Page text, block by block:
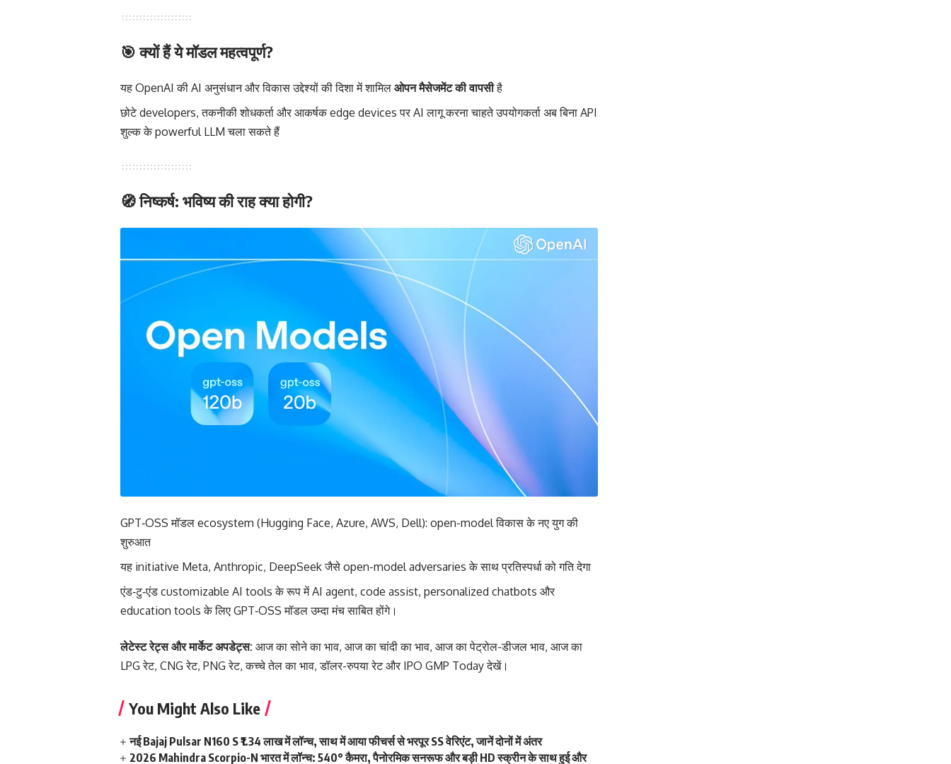
🎯 क्यों हैं ये मॉडल महत्वपूर्ण?
यह OpenAI की AI अनुसंधान और विकास उद्देश्यों की दिशा में शामिल ओपन मैसेजमेंट की वापसीहै
छोटे developers, तकनीकी शोधकर्ता और आकर्षक edge devices पर AI लागू करना चाहते उपयोगकर्ता अब बिना API
शुल्क के powerful LLM चला सकते हैं
🧭 निष्कर्ष: भविष्य की राह क्या होगी?
GPT‑OSS मॉडल ecosystem (Hugging Face, Azure, AWS, Dell): open-model विकास के नए युग की
शुरुआत
यह initiative Meta, Anthropic, DeepSeek जैसे open-model adversaries के साथ प्रतिस्पर्धा को गति देगा
एंड‑टु‑एंड customizable AI tools के रूप में AI agent, code assist, personalized chatbots और
education tools के लिए GPT‑OSS मॉडल उम्दा मंच साबित होंगे।
लेटेस्ट रेट्स और मार्केट अपडेट्स: आज का सोने का भाव, आज का चांदी का भाव, आज का पेट्रोल-डीजल भाव, आज का
LPG रेट, CNG रेट, PNG रेट,कच्चे तेल का भाव,डॉलर-रुपया रेटऔर IPO GMP Todayदेखें।
You Might Also Like
नई Bajaj Pulsar N160 S ₹1.34 लाख में लॉन्च, साथ में आया फीचर्स से भरपूर SS वेरिएंट, जानें दोनों में अंतर
2026 Mahindra Scorpio-N भारत में लॉन्च: 540° कैमरा, पैनोरमिक सनरूफ और बड़ी HD स्क्रीन के साथ हुई और